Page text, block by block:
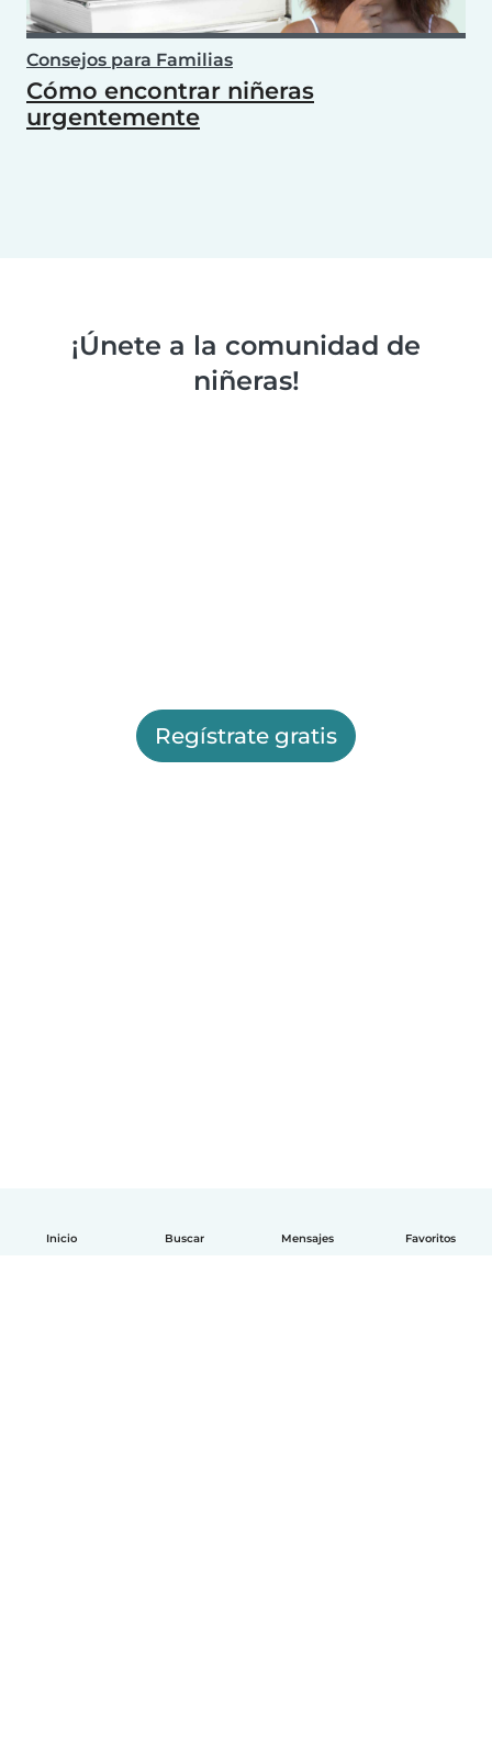
Inicio Buscar Mensajes Favoritos
Consejos para Familias
Cómo encontrar niñeras
urgentemente
¡Únete a la comunidad de
niñeras!
Regístrate gratis